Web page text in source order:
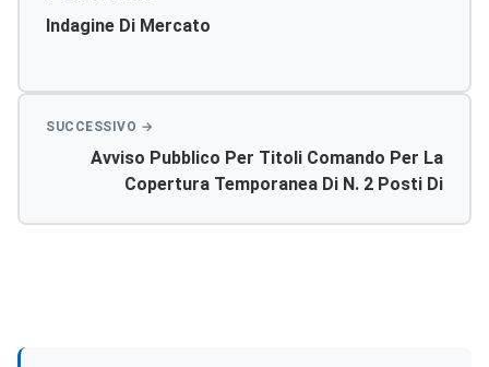
Indagine Di Mercato
Avviso Pubblico Per Titoli Comando Per La
Copertura Temporanea Di N. 2 Posti Di